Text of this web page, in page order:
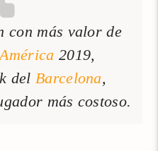
con más valor de
2019,
del Barcelona,
más costoso.